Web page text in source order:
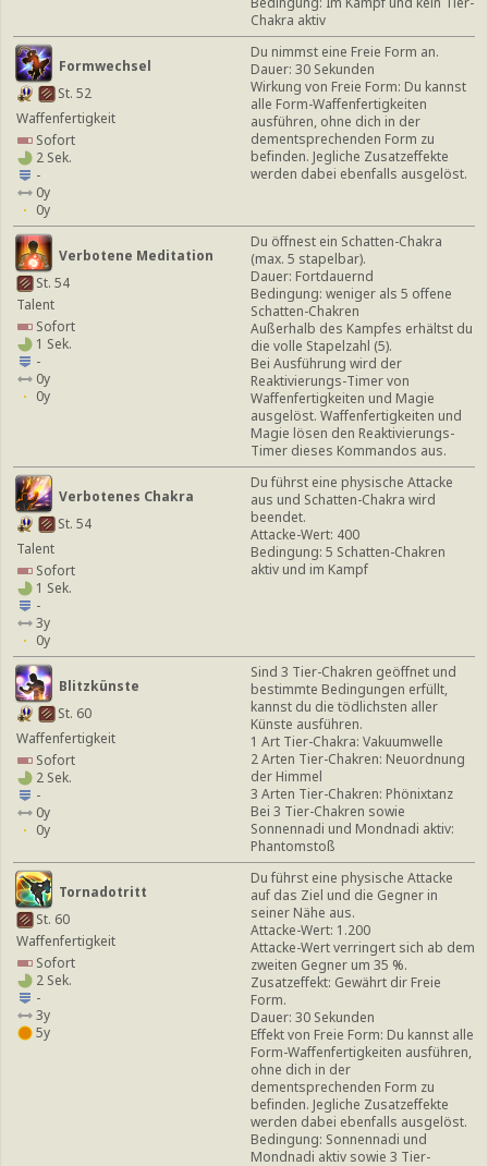
Chakra aktiv
Formwechsel
St. 52
Waffenfertigkeit
Sofort
2 Sek.
-
0y
0y
Du nimmst eine Freie Form an.
Dauer: 30 Sekunden
Wirkung von Freie Form: Du kannst
alle Form-Waffenfertigkeiten
ausführen, ohne dich in der
dementsprechenden Form zu
befinden. Jegliche Zusatzeffekte
werden dabei ebenfalls ausgelöst.
Verbotene Meditation
St. 54
Talent
Sofort
1 Sek.
-
0y
0y
Du öffnest ein Schatten-Chakra
(max. 5 stapelbar).
Dauer: Fortdauernd
Bedingung: weniger als 5 offene
Schatten-Chakren
Außerhalb des Kampfes erhältst du
die volle Stapelzahl (5).
Bei Ausführung wird der
Reaktivierungs-Timer von
Waffenfertigkeiten und Magie
ausgelöst. Waffenfertigkeiten und
Magie lösen den Reaktivierungs-
Timer dieses Kommandos aus.
Verbotenes Chakra
St. 54
Talent
Sofort
1 Sek.
-
3y
0y
Du führst eine physische Attacke
aus und Schatten-Chakra wird
beendet.
Attacke-Wert: 400
Bedingung: 5 Schatten-Chakren
aktiv und im Kampf
Blitzkünste
St. 60
Waffenfertigkeit
Sofort
2 Sek.
-
0y
0y
Sind 3 Tier-Chakren geöffnet und
bestimmte Bedingungen erfüllt,
kannst du die tödlichsten aller
Künste ausführen.
1 Art Tier-Chakra: Vakuumwelle
2 Arten Tier-Chakren: Neuordnung
der Himmel
3 Arten Tier-Chakren: Phönixtanz
Bei 3 Tier-Chakren sowie
Sonnennadi und Mondnadi aktiv:
Phantomstoß
Tornadotritt
St. 60
Waffenfertigkeit
Sofort
2 Sek.
-
3y
5y
Du führst eine physische Attacke
auf das Ziel und die Gegner in
seiner Nähe aus.
Attacke-Wert: 1.200
Attacke-Wert verringert sich ab dem
zweiten Gegner um 35 %.
Zusatzeffekt: Gewährt dir Freie
Form.
Dauer: 30 Sekunden
Effekt von Freie Form: Du kannst alle
Form-Waffenfertigkeiten ausführen,
ohne dich in der
dementsprechenden Form zu
befinden. Jegliche Zusatzeffekte
werden dabei ebenfalls ausgelöst.
Bedingung: Sonnennadi und
Mondnadi aktiv sowie 3 Tier-